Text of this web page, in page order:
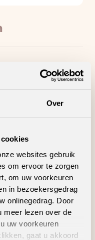
Over
websites gebruik
om ervoor te zorgen
om uw voorkeuren
in bezoekersgedrag
onlinegedrag. Door
meer lezen over de
uw voorkeuren
gaat u akkoord
wooncomfort
binnenklimaat
warm en sfeervol
traprenovatie